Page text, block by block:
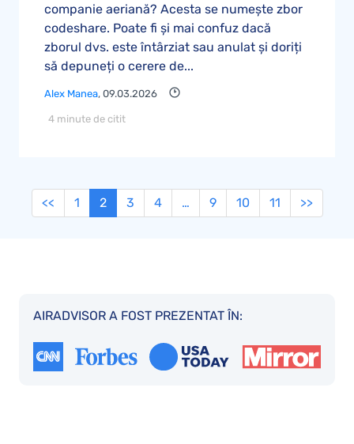
companie aeriană? Acesta se numește zbor
codeshare. Poate fi și mai confuz dacă
zborul dvs. este întârziat sau anulat și doriți
să depuneți o cerere de...
Alex Manea, 09.03.2026
4 minute de citit
<< 1 2 3 4 … 9 10 11 >>
AIRADVISOR A FOST PREZENTAT ÎN: